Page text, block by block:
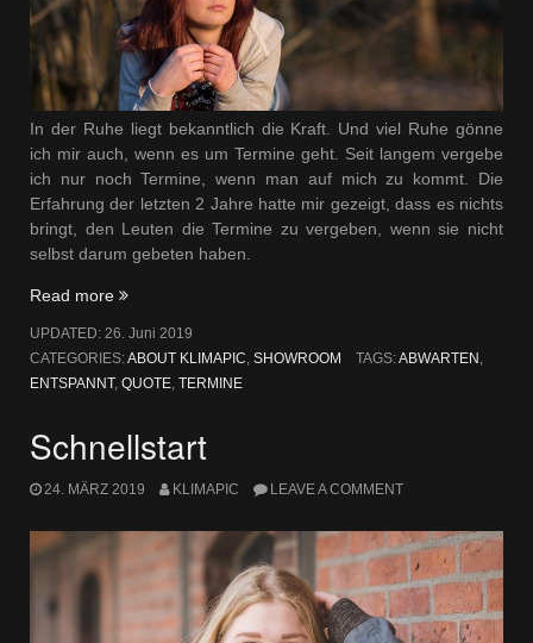
In der Ruhe liegt bekanntlich die Kraft. Und viel Ruhe gönne
ich mir auch, wenn es um Termine geht. Seit langem vergebe
ich nur noch Termine, wenn man auf mich zu kommt. Die
Erfahrung der letzten 2 Jahre hatte mir gezeigt, dass es nichts
bringt, den Leuten die Termine zu vergeben, wenn sie nicht
selbst darum gebeten haben.
Read more „Abwarten“
UPDATED: 26. Juni 2019
CATEGORIES:ABOUT KLIMAPIC SHOWROOM TAGS:ABWARTEN
ENTSPANNT, QUOTE TERMINE
Schnellstart
24. MÄRZ 2019 KLIMAPIC LEAVE A COMMENT